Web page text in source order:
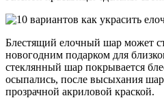
Блестящий елочный шар может
новогодним подарком для
стеклянный шар покрывается
осыпались, после высыхания
прозрачной акриловой краской.